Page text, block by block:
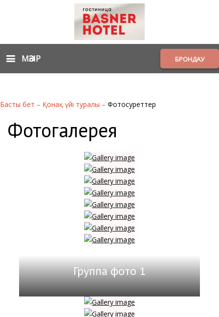
МӘЗІР БРОНДАУ
Басты бет – Қонақ үйі туралы – Фотосуреттер
Фотогалерея
Группа фото 1